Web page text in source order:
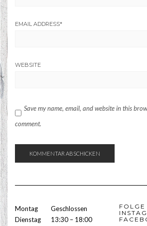
EMAIL ADDRESS*
WEBSITE
Save my name, email, and website in this
comment.
Montag
Geschlossen
Dienstag
13:30 – 18:00
FOLGE